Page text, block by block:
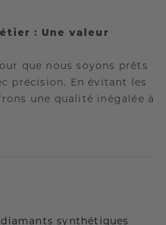
: Une valeur
que nous soyons prêts
précision. En évitant les
une qualité inégalée à
synthétiques